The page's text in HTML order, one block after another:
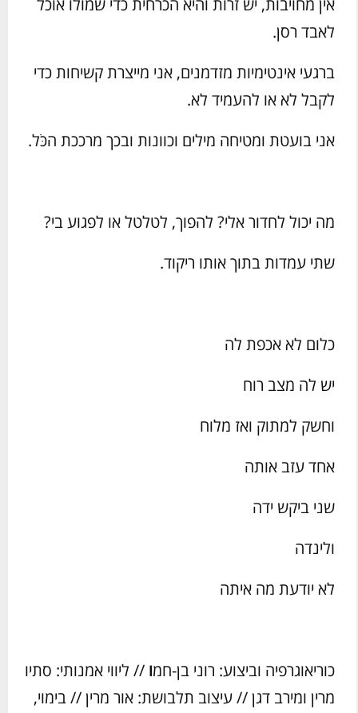
אין מחויבות, יש זרות והיא הכרחית כדי שמולו אוכל
לאבד רסן.
ברגעי אינטימיות מזדמנים, אני מייצרת קשיחות כדי
לקבל לא או להעמיד לא.
אני בועטת ומטיחה מילים וכוונות ובכך מרככת הכֹּל.
מה יכול לחדור אלי? להפוך, לטלטל או לפגוע בי?
שתי עמדות בתוך אותו ריקוד.
כלום לא אכפת לה
יש לה מצב רוח
וחשק למתוק ואז מלוח
אחד עזב אותה
שני ביקש ידה
ולינדה
לא יודעת מה איתה
כוריאוגרפיה וביצוע: רוני בן-חמו // ליווי אמנותי: סתיו
מרין ומירב דגן // עיצוב תלבושת: אור מרין // בימוי,